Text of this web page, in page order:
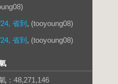
省到 , (tooyoung08)
省到 , (tooyoung08)
： 48,271,146